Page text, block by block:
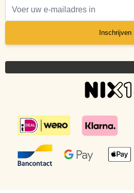
Inschrijven